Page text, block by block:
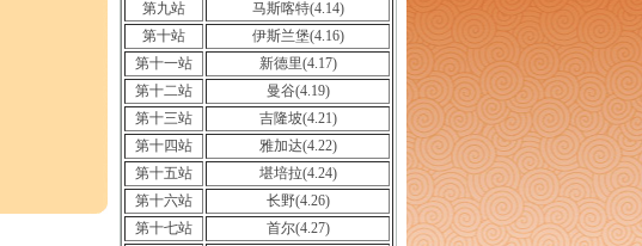
第九站
马斯喀特(4.14)
第十站
伊斯兰堡(4.16)
第十一站
新德里(4.17)
第十二站
曼谷(4.19)
第十三站
吉隆坡(4.21)
第十四站
雅加达(4.22)
第十五站
堪培拉(4.24)
第十六站
长野(4.26)
第十七站
首尔(4.27)